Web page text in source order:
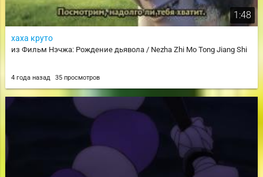
1:48
хаха круто
из Фильм Нэчжа: Рождение дьявола / Nezha Zhi Mo Tong Jiang Shi
4 года назад 35 просмотров